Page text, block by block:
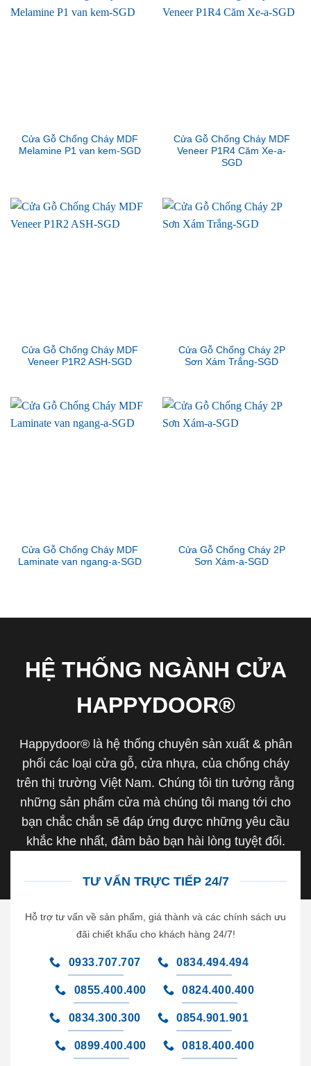
Cửa Gỗ Chống Cháy MDF
Melamine P1 van kem-SGD
Cửa Gỗ Chống Cháy MDF
Veneer P1R4 Căm Xe-a-
SGD
Cửa Gỗ Chống Cháy MDF
Veneer P1R2 ASH-SGD
Cửa Gỗ Chống Cháy 2P
Sơn Xám Trắng-SGD
Cửa Gỗ Chống Cháy MDF
Laminate van ngang-a-SGD
Cửa Gỗ Chống Cháy 2P
Sơn Xám-a-SGD
HỆ THỐNG NGÀNH CỬA
HAPPYDOOR®
Happydoor® là hệ thống chuyên sản xuất & phân
phối các loại cửa gỗ, cửa nhựa, của chống cháy
trên thị trường Việt Nam. Chúng tôi tin tưởng rằng
những sản phẩm cửa mà chúng tôi mang tới cho
bạn chắc chắn sẽ đáp ứng được những yêu cầu
khắc khe nhất, đảm bảo bạn hài lòng tuyệt đối.
TƯ VẤN TRỰC TIẾP 24/7
Hỗ trợ tư vấn về sản phẩm, giá thành và các chính sách ưu
đãi chiết khấu cho khách hàng 24/7!
0933.707.707 0834.494.494
0855.400.400 0824.400.400
0834.300.300 0854.901.901
0899.400.400 0818.400.400